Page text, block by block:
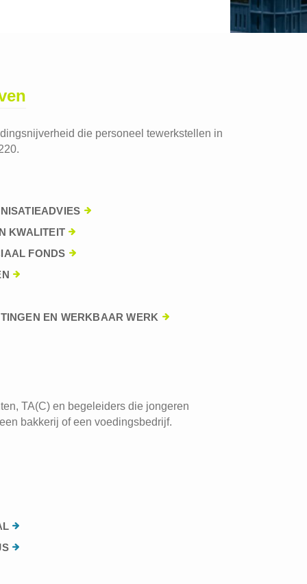
die personeel tewerkstellen in
KWALITEIT
FONDS
EN WERKBAAR WERK
TA(C) en begeleiders die jongeren
bakkerij of een voedingsbedrijf.